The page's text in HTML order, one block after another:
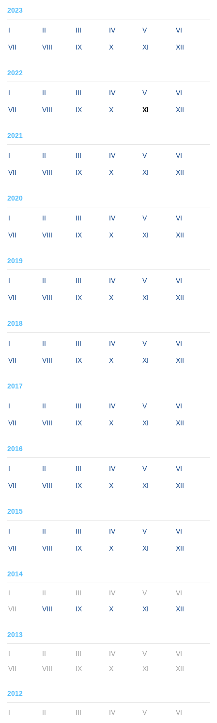
2023
I II III IV V VI
VII VIII IX X XI XII
2022
I II III IV V VI
VII VIII IX X XI XII
2021
I II III IV V VI
VII VIII IX X XI XII
2020
I II III IV V VI
VII VIII IX X XI XII
2019
I II III IV V VI
VII VIII IX X XI XII
2018
I II III IV V VI
VII VIII IX X XI XII
2017
I II III IV V VI
VII VIII IX X XI XII
2016
I II III IV V VI
VII VIII IX X XI XII
2015
I II III IV V VI
VII VIII IX X XI XII
2014
I II III IV V VI
VII VIII IX X XI XII
2013
I II III IV V
VI
VII
VIII IX X XI XII
2012
I II III IV V
VI